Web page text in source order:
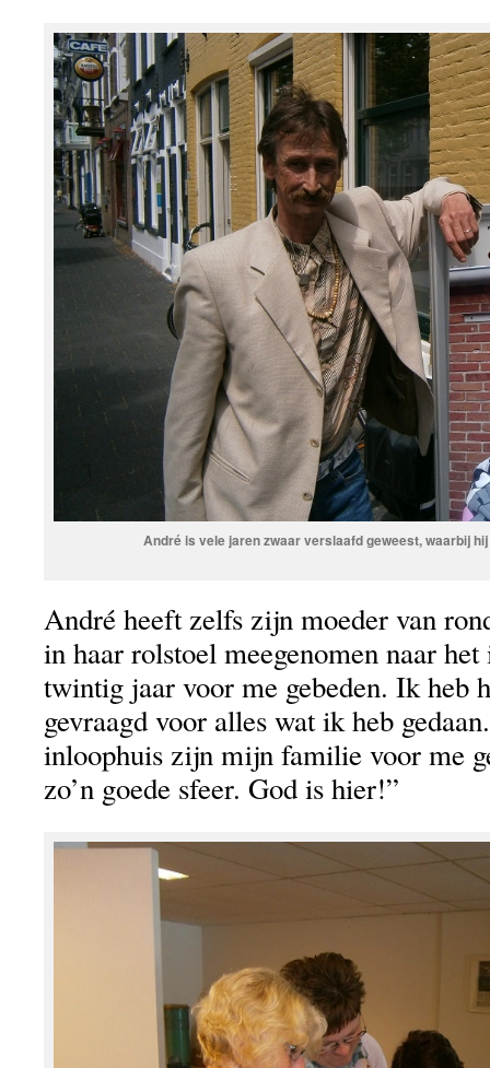
André is vele jaren zwaar verslaafd geweest, waarbij
André heeft zelfs zijn moeder van
in haar rolstoel meegenomen naar
twintig jaar voor me gebeden. Ik heb
gevraagd voor alles wat ik heb
inloophuis zijn mijn familie voor me
zo’n goede sfeer. God is hier!”